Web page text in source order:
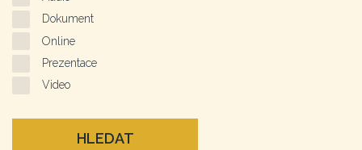
Dokument
Online
Prezentace
Video
HLEDAT